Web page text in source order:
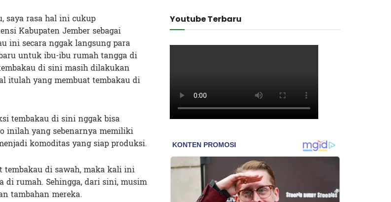
saya rasa hal ini cukup
Kabupaten Jember sebagai
ini secara nggak langsung para
untuk ibu-ibu rumah tangga di
di sini masih dilakukan
itulah yang membuat tembakau di
tembakau di sini nggak bisa
inilah yang sebenarnya memiliki
komoditas yang siap produksi.
tembakau di sawah, maka kali ini
di rumah. Sehingga, dari sini, musim
tambahan mereka.
Youtube Terbaru